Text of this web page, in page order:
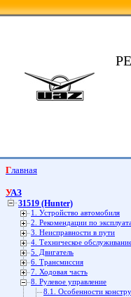
Главная
УАЗ
31519 (Hunter)
1. Устройство автомобиля
2. Рекомендации по
3. Неисправности в пути
4. Техническое
5. Двигатель
6. Трансмиссия
7. Ходовая часть
8. Рулевое управление
8.1. Особенности